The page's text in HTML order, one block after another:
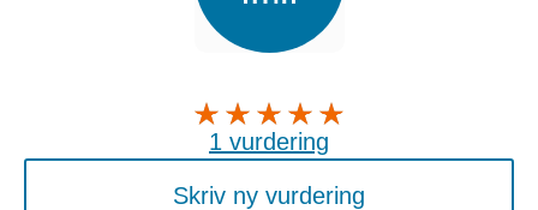
1 vurdering
Skriv ny vurdering